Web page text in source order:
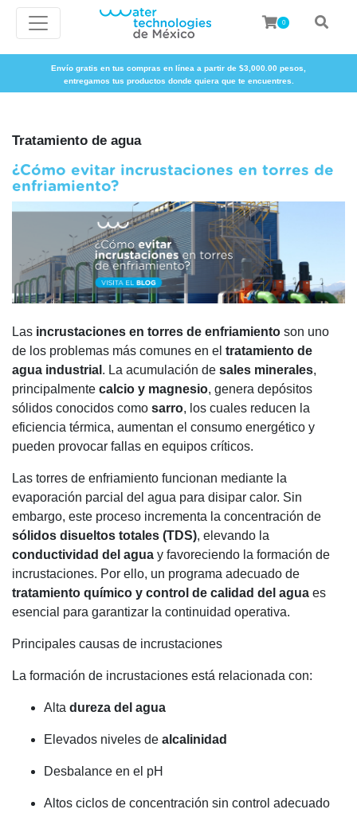
0
Envío gratis en tus compras en línea a partir de $3,000.00 pesos,
entregamos tus productos donde quiera que te encuentres.
Tratamiento de agua
¿Cómo evitar incrustaciones en torres de
enfriamiento?
Las incrustaciones en torres de enfriamiento son uno
de los problemas más comunes en el tratamiento de
agua industrial . La acumulación de sales minerales,
principalmente calcio y magnesio, genera depósitos
sólidos conocidos como sarro, los cuales reducen la
eficiencia térmica, aumentan el consumo energético y
pueden provocar fallas en equipos críticos.
Las torres de enfriamiento funcionan mediante la
evaporación parcial del agua para disipar calor. Sin
embargo, este proceso incrementa la concentración de
sólidos disueltos totales (TDS), elevando la
conductividad del agua y favoreciendo la formación de
incrustaciones. Por ello, un programa adecuado de
tratamiento químico y control de calidad del agua es
esencial para garantizar la continuidad operativa.
Principales causas de incrustaciones
La formación de incrustaciones está relacionada con:
Alta dureza del agua
Elevados niveles de alcalinidad
Desbalance en el pH
Altos ciclos de concentración sin control adecuado